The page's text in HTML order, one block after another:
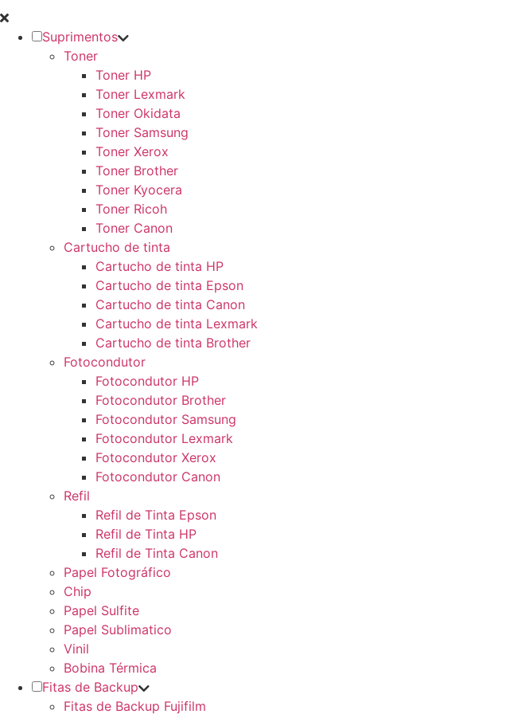
Suprimentos
Toner
Toner HP
Toner Lexmark
Toner Okidata
Toner Samsung
Toner Xerox
Toner Brother
Toner Kyocera
Toner Ricoh
Toner Canon
Cartucho de tinta
Cartucho de tinta HP
Cartucho de tinta Epson
Cartucho de tinta Canon
Cartucho de tinta Lexmark
Cartucho de tinta Brother
Fotocondutor
Fotocondutor HP
Fotocondutor Brother
Fotocondutor Samsung
Fotocondutor Lexmark
Fotocondutor Xerox
Fotocondutor Canon
Refil
Refil de Tinta Epson
Refil de Tinta HP
Refil de Tinta Canon
Papel Fotográfico
Chip
Papel Sulfite
Papel Sublimatico
Vinil
Bobina Térmica
Fitas de Backup
Fitas de Backup Fujifilm